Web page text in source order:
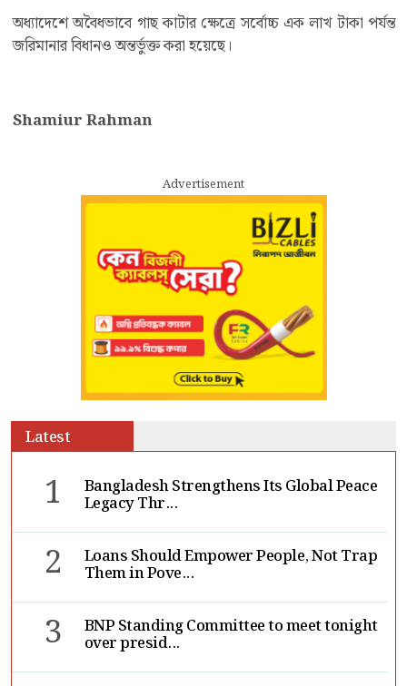
অধ্যাদেশে অবৈধভাবে গাছ কাটার ক্ষেত্রে সর্বোচ্চ এক লাখ টাকা পর্যন্ত
জরিমানার বিধানও অন্তর্ভুক্ত করা হয়েছে।
Shamiur Rahman
Advertisement
Latest
1 Bangladesh Strengthens Its Global Peace
Legacy Thr...
2 Loans Should Empower People, Not Trap
Them in Pove...
3 BNP Standing Committee to meet tonight
over presid...